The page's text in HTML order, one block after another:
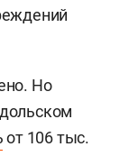
еще по
до 55
Но
от 106 тыс.